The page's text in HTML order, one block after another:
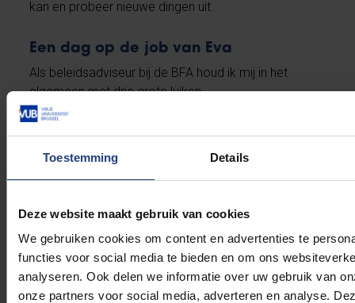
Toestemming Details
Deze website maakt gebruik van cookies
We gebruiken cookies om content en advertenties te
functies voor social media te bieden en om ons
analyseren. Ook delen we informatie over uw gebruik van
onze partners voor social media, adverteren en analyse.
kan en probeer nieuwe dingen uit.
Een dag op de job van Eva
Als beleidsadviseur bij de BFA houd ik mij in het
algemeen met drie grote luiken
bezig: economische cijfers, voedselveiligheid en
dat de consumenten gezond, eerlijk en betaalbaar
worden. Ik ben dan ook heel vaak bezig
met cijfers analyseren en rapporten schrijven. Ik zit
ook regelmatig met de overheid en andere
stakeholders samen om te overleggen over die